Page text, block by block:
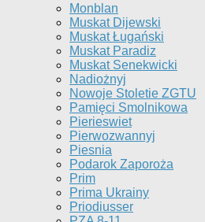
Monblan
Muskat Dijewski
Muskat Ługański
Muskat Paradiz
Muskat Senekwicki
Nadiożnyj
Nowoje Stoletie ZGTU
Pamięci Smolnikowa
Pierieswiet
Pierwozwannyj
Piesnia
Podarok Zaporoża
Prim
Prima Ukrainy
Priodiusser